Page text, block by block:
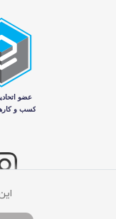
تمامی حقوق برای